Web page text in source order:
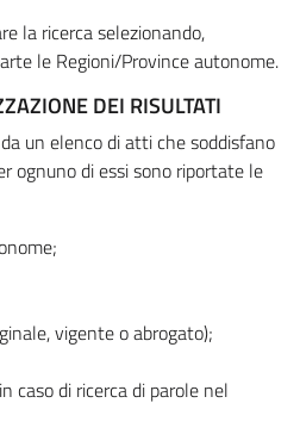
la ricerca selezionando,
le Regioni/Province autonome.
DEI RISULTATI
un elenco di atti che soddisfano
ognuno di essi sono riportate le
vigente o abrogato);
caso di ricerca di parole nel